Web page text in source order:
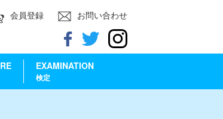
会員登録 お問い合わせ
EXAMINATION
検定